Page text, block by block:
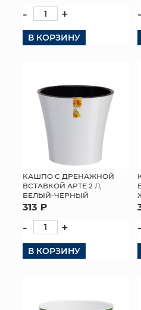
- +
В КОРЗИНУ
-
КАШПО С ДРЕНАЖНОЙ
ВСТАВКОЙ АРТЕ 2 Л,
БЕЛЫЙ-ЧЕРНЫЙ
313 ₽
- +
В КОРЗИНУ
-